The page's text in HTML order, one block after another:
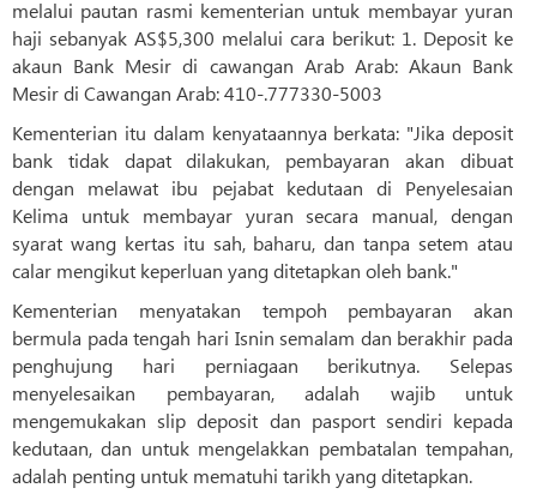
melalui pautan rasmi kementerian untuk membayar yuran
haji sebanyak AS$5,300 melalui cara berikut: 1. Deposit ke
akaun Bank Mesir di cawangan Arab Arab: Akaun Bank
Mesir di Cawangan Arab: 410-.777330-5003
Kementerian itu dalam kenyataannya berkata: "Jika deposit
bank tidak dapat dilakukan, pembayaran akan dibuat
dengan melawat ibu pejabat kedutaan di Penyelesaian
Kelima untuk membayar yuran secara manual, dengan
syarat wang kertas itu sah, baharu, dan tanpa setem atau
calar mengikut keperluan yang ditetapkan oleh bank."
Kementerian menyatakan tempoh pembayaran akan
bermula pada tengah hari Isnin semalam dan berakhir pada
penghujung hari perniagaan berikutnya. Selepas
menyelesaikan pembayaran, adalah wajib untuk
mengemukakan slip deposit dan pasport sendiri kepada
kedutaan, dan untuk mengelakkan pembatalan tempahan,
adalah penting untuk mematuhi tarikh yang ditetapkan.